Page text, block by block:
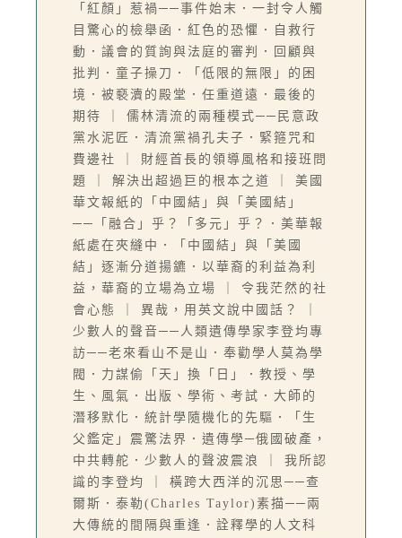
「紅顏」惹禍──事件始末．一封令人觸
目驚心的檢舉函．紅色的恐懼．自救行
動．議會的質詢與法庭的審判．回顧與
批判．童子操刀．「低限的無限」的困
境．被褻瀆的殿堂．任重道遠．最後的
期待 ｜ 儒林清流的兩種模式──民意政
黨水泥匠．清流黨禍孔夫子．緊箍咒和
費邊社 ｜ 財經首長的領導風格和接班問
題 ｜ 解決出超過巨的根本之道 ｜ 美國
華文報紙的「中國結」與「美國結」
──「融合」乎？「多元」乎？．美華報
紙處在夾縫中．「中國結」與「美國
結」逐漸分道揚鑣．以華裔的利益為利
益，華裔的立場為立場 ｜ 令我茫然的社
會心態 ｜ 異哉，用英文說中國話？ ｜
少數人的聲音──人類遺傳學家李登均專
訪──老來看山不是山．奉勸學人莫為學
閥．力謀偷「天」換「日」．教授、學
生、風氣．出版、學術、考試．大師的
潛移默化．統計學隨機化的先驅．「生
父鑑定」震驚法界．遺傳學─俄國破產，
中共轉舵．少數人的聲波震浪 ｜ 我所認
識的李登均 ｜ 橫跨大西洋的沉思──查
爾斯．泰勒(Charles Taylor)素描──兩
大傳統的間隔與重逢．詮釋學的人文科